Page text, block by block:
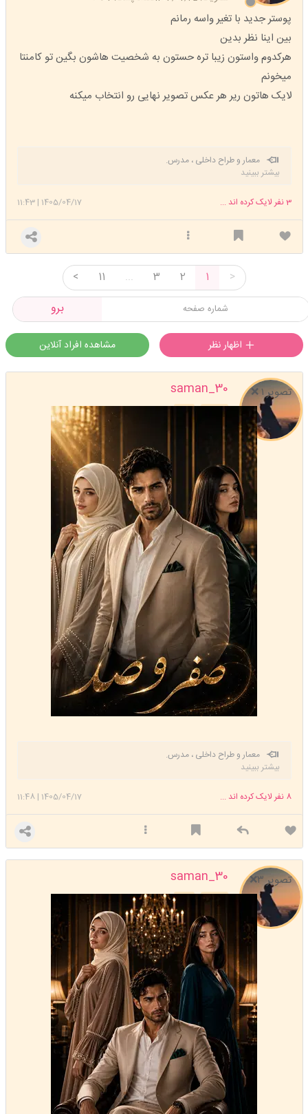
پوستر جدید با تغیر واسه رمانم
بین اینا نظر بدین
هرکدوم واستون زیبا تره حستون به شخصیت هاشون بگین تو کامنتا
میخونم
لایک هاتون ریر هر عکس تصویر نهایی رو انتخاب میکنه
معمار و طراح داخلی ، مدرس.
بیشتر ببینید
1405/04/17
|
11:43 3نفر لایک کرده اند ...
>
1
2
3
...
11
<
برو
مشاهده افراد آنلاین
saman_30
عضویت: 1403/07/25
تصویر ۱ ❌️
معمار و طراح داخلی ، مدرس.
بیشتر ببینید
1405/04/17
|
11:48 8 نفر لایک کرده اند ...
saman_30
عضویت: 1403/07/25 تعداد پست: 6902
تصویر ۳❌️